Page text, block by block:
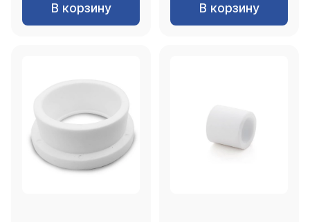
В корзину В корзину